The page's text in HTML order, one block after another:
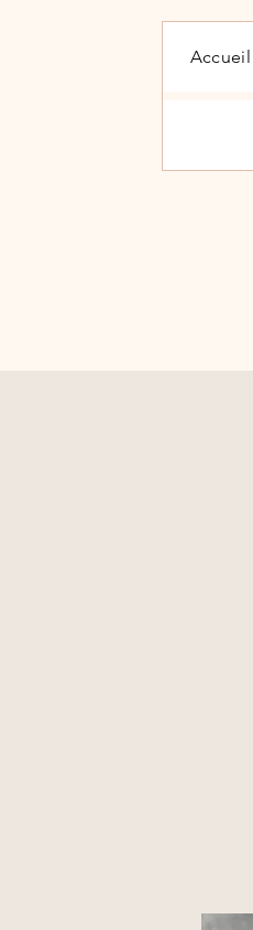
Accueil